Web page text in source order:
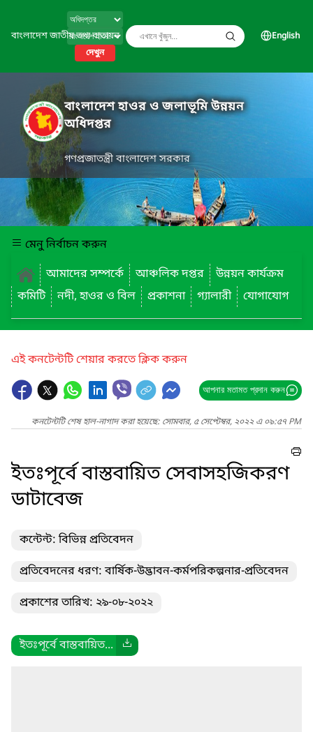
বাংলাদেশ জাতীয় তথ্য বাতায়ন
দেখুন
English
বাংলাদেশ হাওর ও জলাভূমি উন্নয়ন
অধিদপ্তর
গণপ্রজাতন্ত্রী বাংলাদেশ সরকার
মেনু নির্বাচন করুন
আমাদের সম্পর্কে
আঞ্চলিক দপ্তর
উন্নয়ন কার্যক্রম
কমিটি
নদী, হাওর ও বিল প্রকাশনা গ্যালারী যোগাযোগ
এই কনটেন্টটি শেয়ার করতে ক্লিক করুন
আপনার মতামত প্রদান করুন
কনটেন্টটি শেষ হাল-নাগাদ করা হয়েছে: সোমবার, ৫ সেপ্টেম্বর, ২০২২ এ ০৯:৫৭ PM
ইতঃপূর্বে বাস্তবায়িত সেবাসহজিকরণ
ডাটাবেজ
কন্টেন্ট: বিভিন্ন প্রতিবেদন
প্রতিবেদনের ধরণ: বার্ষিক-উদ্ভাবন-কর্মপরিকল্পনার-প্রতিবেদন
প্রকাশের তারিখ: ২৯-০৮-২০২২
ইতঃপূর্বে বাস্তবায়িত...